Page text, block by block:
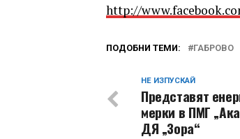
http://
ПОДОБНИ ТЕМИ: ГАБРОВО
НЕ ИЗПУСКАЙ
Представят
мерки в ПМГ
ДЯ „Зора“